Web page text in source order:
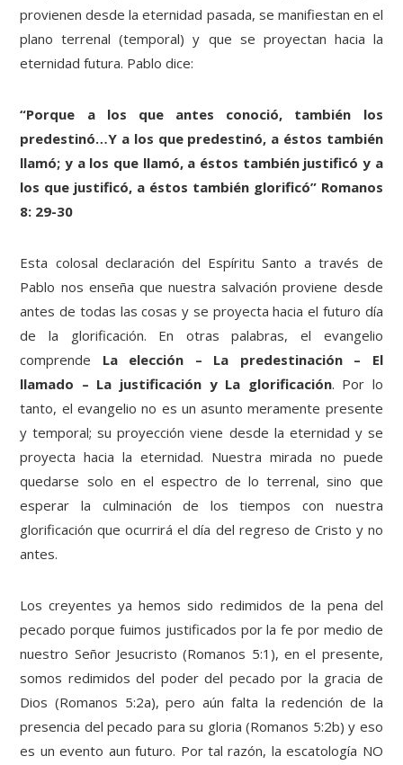
provienen desde la eternidad pasada, se manifiestan en el
plano terrenal (temporal) y que se proyectan hacia la
eternidad futura. Pablo dice:
“Porque a los que antes conoció, también los
predestinó…Y a los que predestinó, a éstos también
llamó; y a los que llamó, a éstos también justificó y a
los que justificó, a éstos también glorificó” Romanos
8: 29-30
Esta colosal declaración del Espíritu Santo a través de
Pablo nos enseña que nuestra salvación proviene desde
antes de todas las cosas y se proyecta hacia el futuro día
de la glorificación. En otras palabras, el evangelio
comprende La elección – La predestinación – El
llamado – La justificación y La glorificación. Por lo
tanto, el evangelio no es un asunto meramente presente
y temporal; su proyección viene desde la eternidad y se
proyecta hacia la eternidad. Nuestra mirada no puede
quedarse solo en el espectro de lo terrenal, sino que
esperar la culminación de los tiempos con nuestra
glorificación que ocurrirá el día del regreso de Cristo y no
antes.
Los creyentes ya hemos sido redimidos de la pena del
pecado porque fuimos justificados por la fe por medio de
nuestro Señor Jesucristo (Romanos 5:1), en el presente,
somos redimidos del poder del pecado por la gracia de
Dios (Romanos 5:2a), pero aún falta la redención de la
presencia del pecado para su gloria (Romanos 5:2b) y eso
es un evento aun futuro. Por tal razón, la escatología NO